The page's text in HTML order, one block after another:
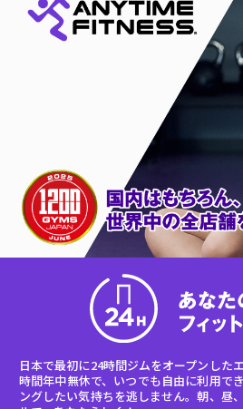
日本で最初に24時間ジムをオープンした
時間年中無休で、いつでも自由に利用で
ングしたい気持ちを逃しません。朝、昼